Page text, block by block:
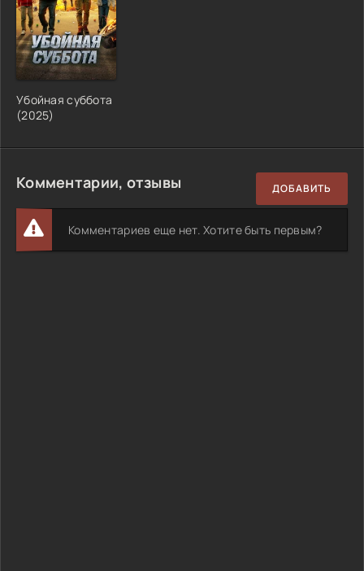
Убойная суббота
(2025)
Комментарии, отзывы ДОБАВИТЬ
Комментариев еще нет. Хотите быть первым?